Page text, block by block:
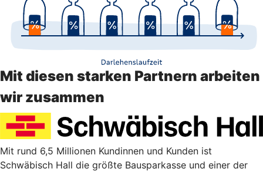
Mit diesen starken Partnern arbeiten
wir zusammen
Mit rund 6,5 Millionen Kundinnen und Kunden ist
Schwäbisch Hall die größte Bausparkasse und einer der